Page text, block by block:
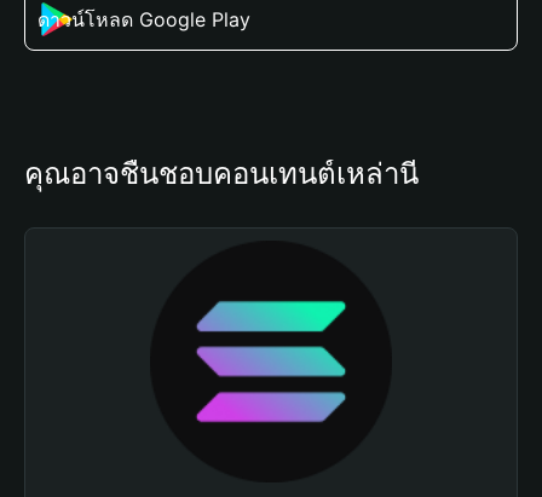
ดาวน์โหลด Google Play
คุณอาจชื่นชอบคอนเทนต์เหล่านี้